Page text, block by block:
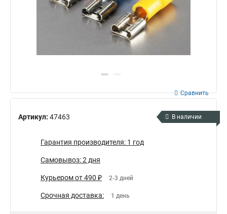
Артикул: 47463
Сравнить
В наличии
Гарантия производителя: 1 год
Самовывоз: 2 дня
Курьером от 490 ₽ 2-3 дней
Срочная доставка: 1 день